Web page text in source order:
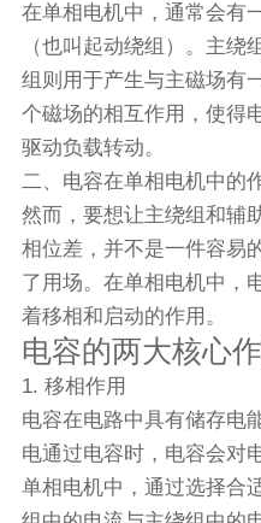
在单相电机中，通常会有
（也叫起动绕组）。主
组则用于产生与主磁场有
个磁场的相互作用，使得
驱动负载转动。
二、电容在单相电机中的
然而，要想让主绕组和辅
相位差，并不是一件容易
了用场。在单相电机中，
着移相和启动的作用。
电容的两大核心
1. 移相作用
电容在电路中具有储存电
电通过电容时，电容会对
单相电机中，通过选择合